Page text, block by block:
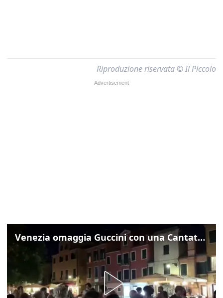
Riproduzione riservata © Il Piccolo
Venezia omaggia Guccini con una Cantata Anarchica in campo Santa Margherita